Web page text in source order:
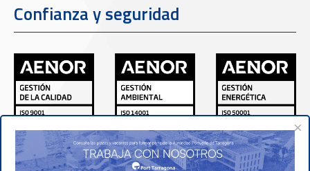
Confianza y seguridad
×